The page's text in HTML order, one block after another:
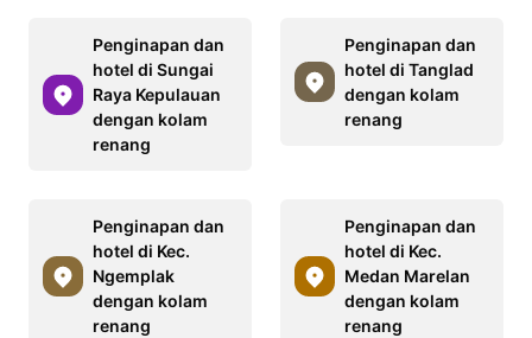
Penginapan dan
hotel di Sungai
Raya Kepulauan
dengan kolam
renang
Penginapan dan
hotel di Tanglad
dengan kolam
renang
Penginapan dan
hotel di Kec.
Ngemplak
dengan kolam
renang
Penginapan dan
hotel di Kec.
Medan Marelan
dengan kolam
renang